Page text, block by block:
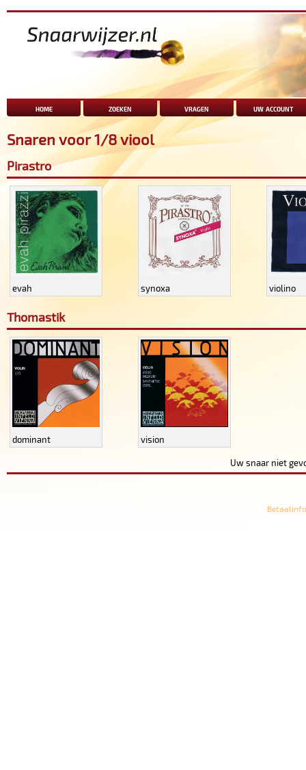
home zoeken vragen uw account
Snaren voor 1/8 viool
Pirastro
evah synoxa violino
Thomastik
dominant vision
Uw snaar niet
Betaalinfo